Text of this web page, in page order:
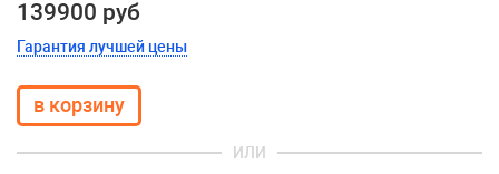
139900 руб
Гарантия лучшей цены
ИЛИ